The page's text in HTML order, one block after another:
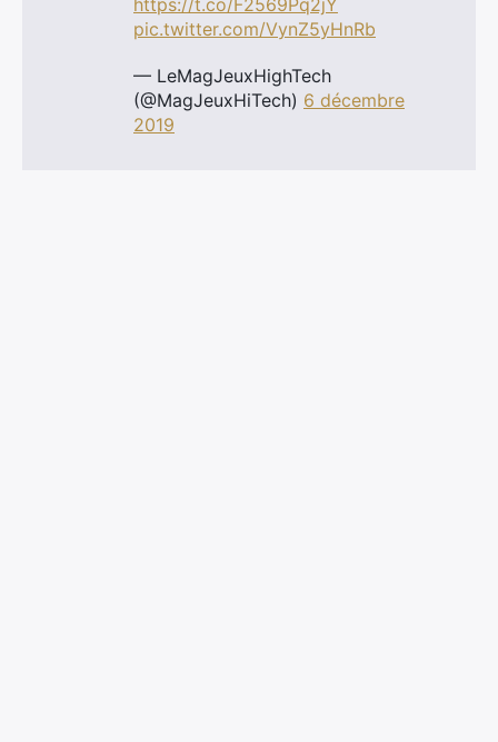
https://t.co/F2569Pq2jY
pic.twitter.com/VynZ5yHnRb
— LeMagJeuxHighTech
(@MagJeuxHiTech) 6 décembre
2019